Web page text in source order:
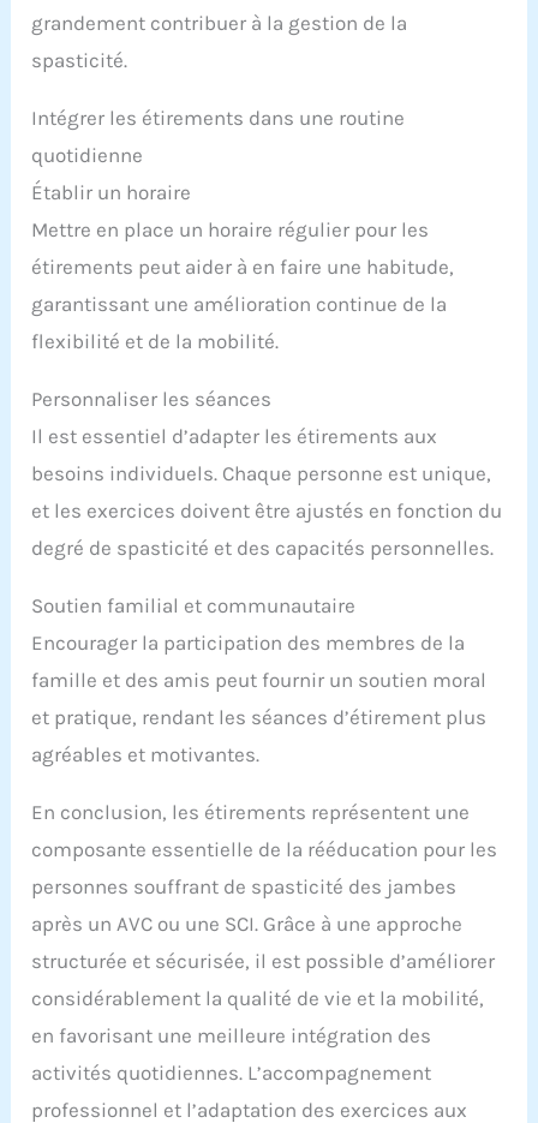
grandement contribuer à la gestion de la
spasticité.
Intégrer les étirements dans une routine
quotidienne
Établir un horaire
Mettre en place un horaire régulier pour les
étirements peut aider à en faire une habitude,
garantissant une amélioration continue de la
flexibilité et de la mobilité.
Personnaliser les séances
Il est essentiel d’adapter les étirements aux
besoins individuels. Chaque personne est unique,
et les exercices doivent être ajustés en fonction du
degré de spasticité et des capacités personnelles.
Soutien familial et communautaire
Encourager la participation des membres de la
famille et des amis peut fournir un soutien moral
et pratique, rendant les séances d’étirement plus
agréables et motivantes.
En conclusion, les étirements représentent une
composante essentielle de la rééducation pour les
personnes souffrant de spasticité des jambes
après un AVC ou une SCI. Grâce à une approche
structurée et sécurisée, il est possible d’améliorer
considérablement la qualité de vie et la mobilité,
en favorisant une meilleure intégration des
activités quotidiennes. L’accompagnement
professionnel et l’adaptation des exercices aux